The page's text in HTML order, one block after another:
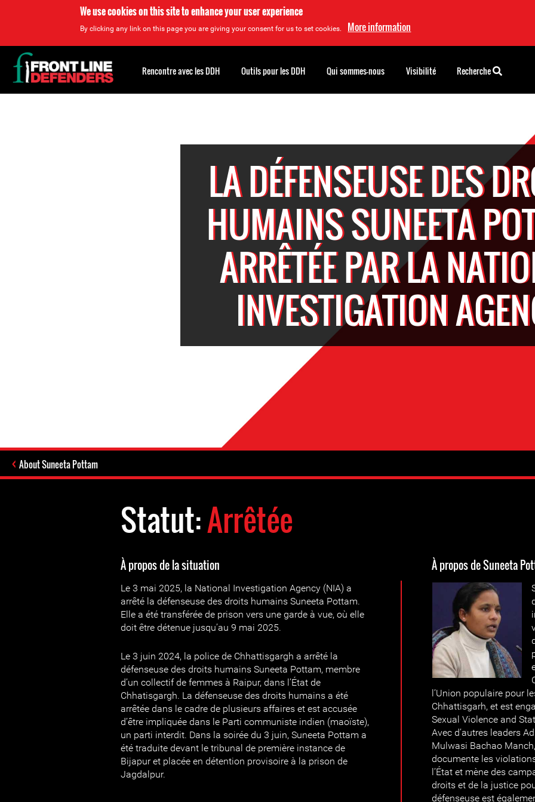
We use cookies on this site to enhance your user experience
By clicking any link on this page you are giving your consent for us to set cookies. More information
LA DÉFENSEUSE DES
HUMAINS SUNEETA
ARRÊTÉE PAR LA
INVESTIGATION
About Suneeta Pottam
Statut:Arrêtée
À propos de la situation
Le 3 mai 2025, la National Investigation Agency (NIA) a
arrêté la défenseuse des droits humains Suneeta Pottam.
Elle a été transférée de prison vers une garde à vue, où elle
doit être détenue jusqu’au 9 mai 2025.
Le 3 juin 2024, la police de Chhattisgargh a arrêté la
défenseuse des droits humains Suneeta Pottam, membre
d’un collectif de femmes à Raipur, dans l’État de
Chhatisgargh. La défenseuse des droits humains a été
arrêtée dans le cadre de plusieurs affaires et est accusée
d’être impliquée dans le Parti communiste indien (maoïste),
un parti interdit. Dans la soirée du 3 juin, Suneeta Pottam a
été traduite devant le tribunal de première instance de
Bijapur et placée en détention provisoire à la prison de
Jagdalpur.
À propos de Suneeta
l’Union populaire pour
Chhattisgarh, et est
Sexual Violence and
Avec d’autres leaders
Mulwasi Bachao
documente les
l’État et mène des
droits et de la justice
défenseuse est
Back
to
top
Rencontre avec les DDH Outils pour les DDH Qui sommes-nous Visibilité Recherche